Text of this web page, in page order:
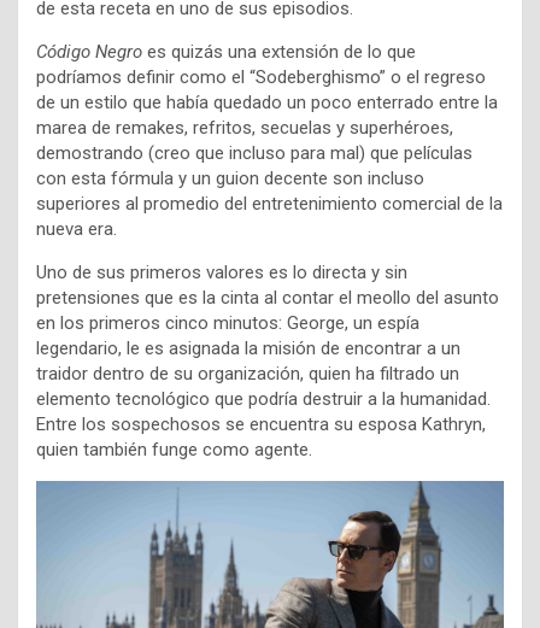
de esta receta en uno de sus episodios.
Código Negro es quizás una extensión de lo que
podríamos definir como el “Sodeberghismo” o el regreso
de un estilo que había quedado un poco enterrado entre la
marea de remakes, refritos, secuelas y superhéroes,
demostrando (creo que incluso para mal) que películas
con esta fórmula y un guion decente son incluso
superiores al promedio del entretenimiento comercial de la
nueva era.
Uno de sus primeros valores es lo directa y sin
pretensiones que es la cinta al contar el meollo del asunto
en los primeros cinco minutos: George, un espía
legendario, le es asignada la misión de encontrar a un
traidor dentro de su organización, quien ha filtrado un
elemento tecnológico que podría destruir a la humanidad.
Entre los sospechosos se encuentra su esposa Kathryn,
quien también funge como agente.